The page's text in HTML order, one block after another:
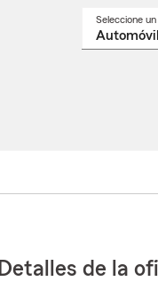
Seleccione
Detalles de la